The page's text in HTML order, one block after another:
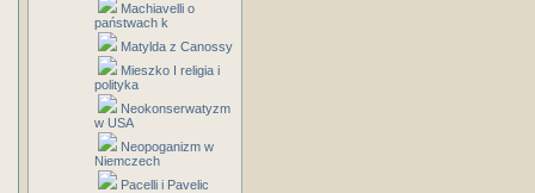
Machiavelli o
państwach k
Matylda z Canossy
Mieszko I religia i
polityka
Neokonserwatyzm
w USA
Neopoganizm w
Niemczech
Pacelli i Pavelic